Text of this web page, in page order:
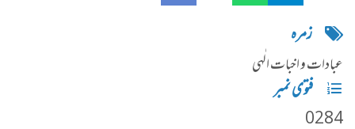
زمره
عبادات و اخبات الٰہی
فتوی نمبر
0284